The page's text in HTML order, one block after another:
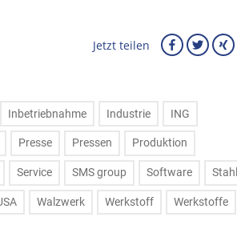
Jetzt teilen
Inbetriebnahme Industrie ING
Presse Pressen Produktion
Service SMS group Software Stahl
Walzwerk Werkstoff Werkstoffe